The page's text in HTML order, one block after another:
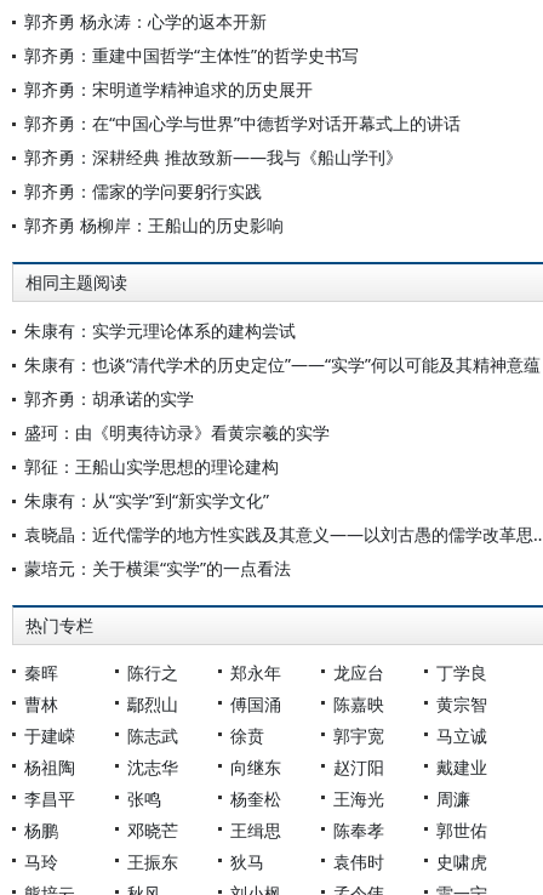
郭齐勇 杨永涛：心学的返本开新
郭齐勇：重建中国哲学“主体性”的哲学史书写
郭齐勇：宋明道学精神追求的历史展开
郭齐勇：在“中国心学与世界”中德哲学对话开幕式上的讲话
郭齐勇：深耕经典 推故致新——我与《船山学刊》
郭齐勇：儒家的学问要躬行实践
郭齐勇 杨柳岸：王船山的历史影响
相同主题阅读
朱康有：实学元理论体系的建构尝试
朱康有：也谈“清代学术的历史定位”——“实学”何以可能及其精神意蕴
郭齐勇：胡承诺的实学
盛珂：由《明夷待访录》看黄宗羲的实学
郭征：王船山实学思想的理论建构
朱康有：从“实学”到“新实学文化”
袁晓晶：近代儒学的地方性实
蒙培元：关于横渠“实学”的一点看法
热门专栏
秦晖 陈行之 郑永年 龙应台
丁学良
曹林
鄢烈山 傅国涌 陈嘉映
黄宗智
于建嵘
陈志武 徐贲 郭宇宽
马立诚
杨祖陶
沈志华 向继东 赵汀阳
戴建业
李昌平
张鸣 杨奎松 王海光
周濂
杨鹏
邓晓芒 王缉思 陈奉孝
郭世佑
马玲
王振东 狄马 袁伟时
史啸虎